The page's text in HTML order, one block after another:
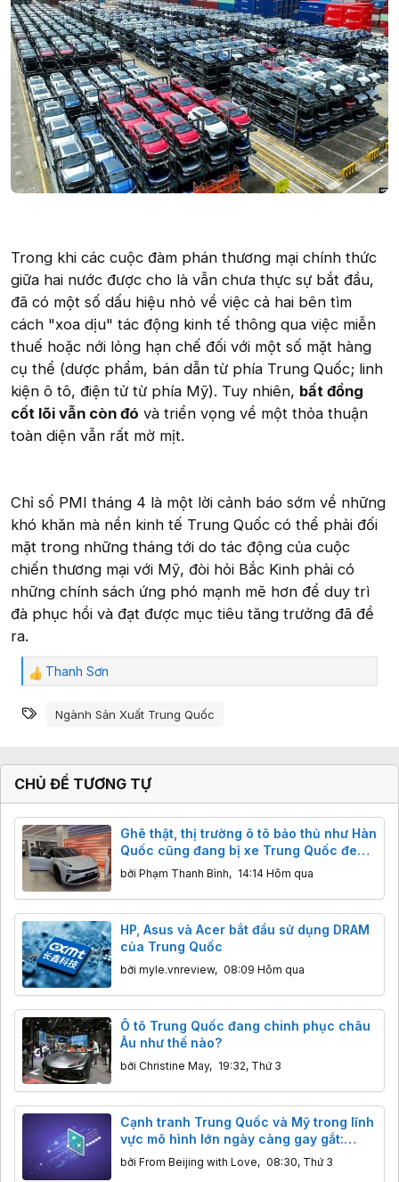
Trong khi các cuộc đàm phán thương mại chính thức
giữa hai nước được cho là vẫn chưa thực sự bắt đầu,
đã có một số dấu hiệu nhỏ về việc cả hai bên tìm
cách "xoa dịu" tác động kinh tế thông qua việc miễn
thuế hoặc nới lỏng hạn chế đối với một số mặt hàng
cụ thể (dược phẩm, bán dẫn từ phía Trung Quốc; linh
kiện ô tô, điện tử từ phía Mỹ). Tuy nhiên, bất đồng
cốt lõi vẫn còn đó và triển vọng về một thỏa thuận
toàn diện vẫn rất mờ mịt.
Chỉ số PMI tháng 4 là một lời cảnh báo sớm về những
khó khăn mà nền kinh tế Trung Quốc có thể phải đối
mặt trong những tháng tới do tác động của cuộc
chiến thương mại với Mỹ, đòi hỏi Bắc Kinh phải có
những chính sách ứng phó mạnh mẽ hơn để duy trì
đà phục hồi và đạt được mục tiêu tăng trưởng đã đề
ra.
C
m
c
:
Thanh Sơn
Từ khóa
Ngành Sản Xuất Trung Quốc
CHỦ ĐỀ TƯƠNG TỰ
Ghê thật, thị trường ô tô bảo thủ như Hàn
Quốc cũng đang bị xe Trung Quốc đe
dọa
bởi Phạm Thanh Bình, 14:14 Hôm qua
HP, Asus và Acer bắt đầu sử dụng DRAM
của Trung Quốc
bởi myle.vnreview, 08:09 Hôm qua
Ô tô Trung Quốc đang chinh phục châu
Âu như thế nào?
bởi Christine May, 19:32, Thứ 3
Cạnh tranh Trung Quốc và Mỹ trong lĩnh
vực mô hình lớn ngày càng gay gắt:
Hàng Mỹ giảm giá mạnh để cạnh tranh
với Kimi và DeepSeek
bởi From Beijing with Love, 08:30, Thứ 3